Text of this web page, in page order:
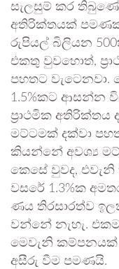
සැලසුම් කර තිබුණේ
අතිරික්තයක් පමණක්
රුපියල් බිලියන
එකතු වුවහොත්,
පහතට වැටෙනවා.
1.5%කට ආසන්න
ප්‍රාථමික
මට්ටමක් දක්වා
කියන්නේ අවශ්‍ය
කෙසේ වුවද,
වසරේ 1.3%ක
ණය තිරසාරත්ව
වන්නේ නැහැ.
මෙවැනි
අසීරු වීම පමණයි.